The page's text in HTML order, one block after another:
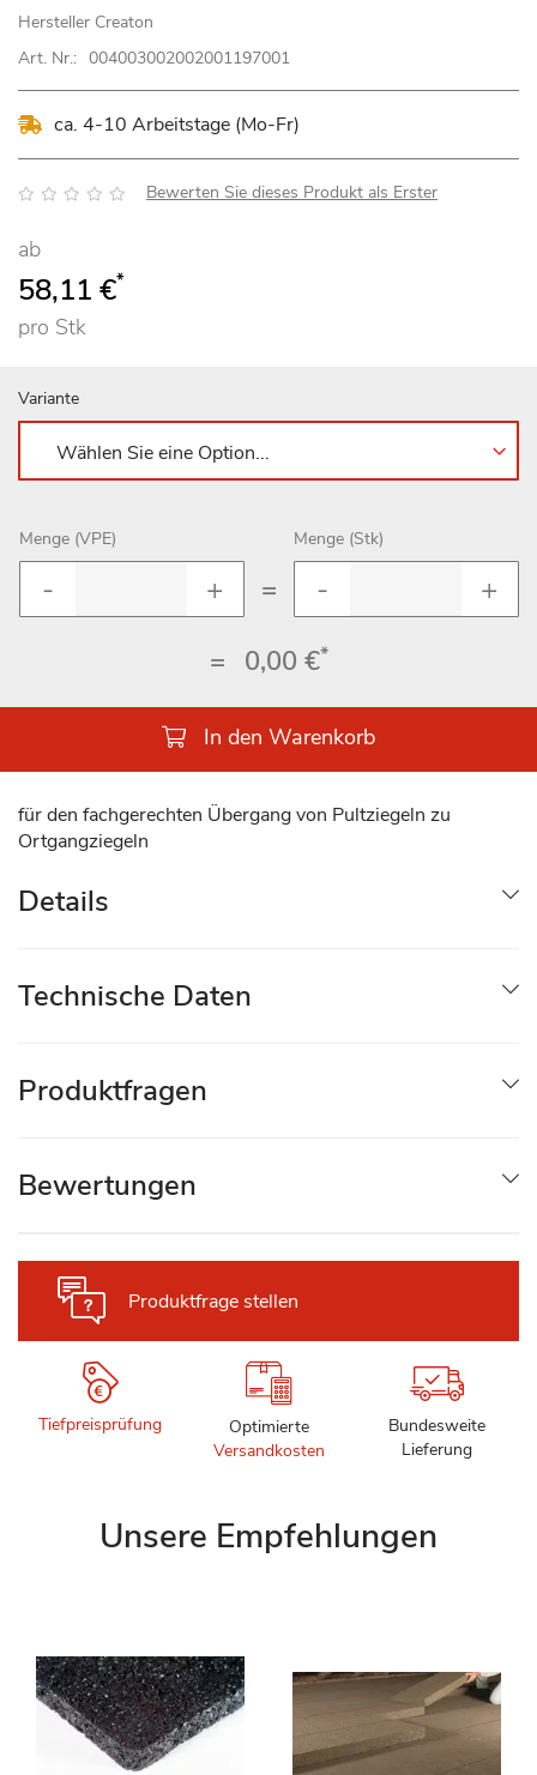
Hersteller Creaton
Art. Nr.: 004003002002001197001
ca. 4-10 Arbeitstage (Mo-Fr)
Bewertung: Bewerten Sie dieses Produkt als Erster
ab
58,11 €*
pro Stk
Variante
Menge (VPE)
=
Menge (Stk)
= 0,00 €*
In den Warenkorb
für den fachgerechten Übergang von Pultziegeln zu
Ortgangziegeln
Produktfrage stellen
Tiefpreisprüfung
Optimierte
Versandkosten
Bundesweite
Lieferung
Details
Technische Daten
Produktfragen
Bewertungen
Unsere Empfehlungen